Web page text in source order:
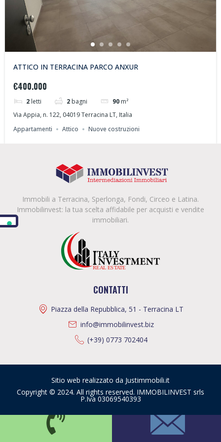
ATTICO IN TERRACINA PARCO ANXUR
€400.000
2 letti 2 bagni 90 m²
Via Appia, n. 122, 04019 Terracina LT, Italia
Appartamenti
Attico Nuove costruzioni
Immobili a Terracina, Sperlonga, Fondi, Circeo e Latina.
Immobilinvest: la tua scelta affidabile per acquisti e vendite
immobiliari.
CONTATTI
Piazza della Repubblica, 51 - Terracina LT
info@immobilinvest.biz
(+39) 0773 702404
Sitio web realizzato da Justimmobili.it
Copyright © 2024. All rights reserved. IMMOBILINVEST srls
P.Iva 03069540393